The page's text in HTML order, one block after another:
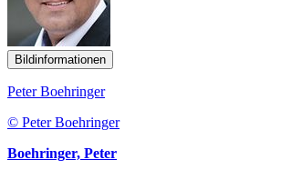
Bildinformationen
Peter Boehringer
© Peter Boehringer
Boehringer, Peter